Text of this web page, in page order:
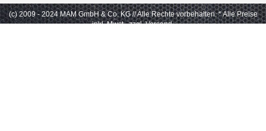
(c) 2009 - 2024 MAM GmbH & Co. KG // Alle Rechte vorbehalten. * Alle Preise
inkl. Mwst., zzgl. Versand.